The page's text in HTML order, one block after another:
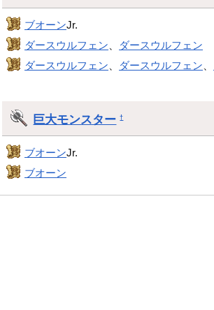
ブオーンJr.
ダースウルフェン、
ダースウルフェン
ダースウルフェン、 ダースウルフェン、
巨大モンスター †
ブオーンJr.
ブオーン